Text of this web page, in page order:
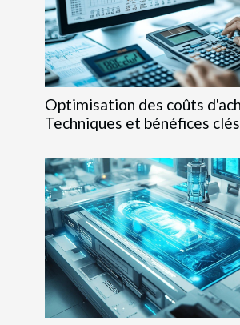
Optimisation des coûts
Techniques et bénéfices clés